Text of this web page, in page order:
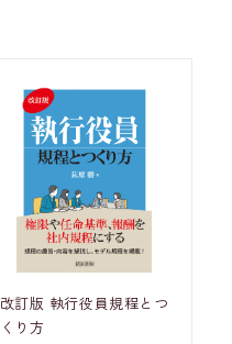
改訂版 執行役員規程とつ
くり方